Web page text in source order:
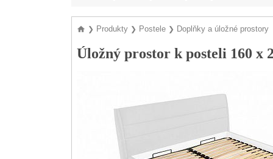
❯ Produkty ❯ Postele ❯ Doplňky a úložné prostory
Úložný prostor k posteli 160 x